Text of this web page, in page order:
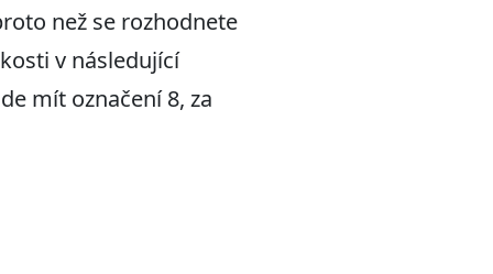
než se rozhodnete
v následující
mít označení 8, za